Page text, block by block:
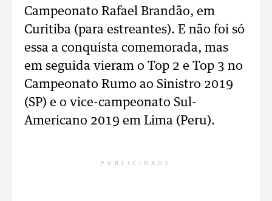
Campeonato Rafael Brandão, em
Curitiba (para estreantes). E não foi só
essa a conquista comemorada, mas
em seguida vieram o Top 2 e Top 3 no
Campeonato Rumo ao Sinistro 2019
(SP) e o vice-campeonato Sul-
Americano 2019 em Lima (Peru).
PUBLICIDADE